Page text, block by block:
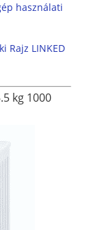
használati
Rajz LINKED
kg 1000